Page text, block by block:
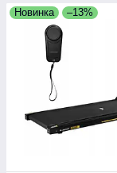
Новинка –13%